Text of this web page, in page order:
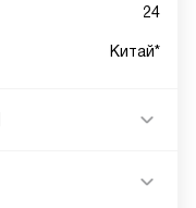
24
Китай*